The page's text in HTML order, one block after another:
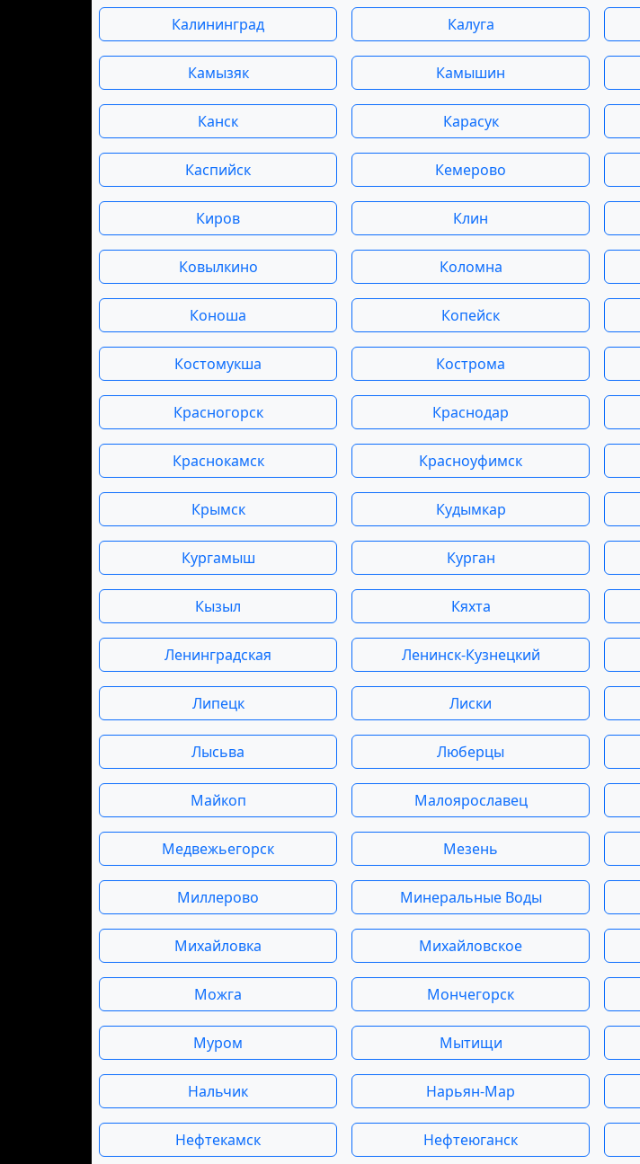
Калининград Калуга
Камызяк Камышин
Канск Карасук
Каспийск Кемерово
Киров Клин
Ковылкино Коломна
Коноша Копейск
Костомукша Кострома
Красногорск Краснодар
Краснокамск Красноуфимск
Крымск Кудымкар
Кургамыш Курган
Кызыл Кяхта
Ленинградская Ленинск-Кузнецкий
Липецк Лиски
Лысьва Люберцы
Майкоп Малоярославец
Медвежьегорск Мезень
Миллерово Минеральные Воды
Михайловка Михайловское
Можга Мончегорск
Муром Мытищи
Нальчик Нарьян-Мар
Нефтекамск Нефтеюганск